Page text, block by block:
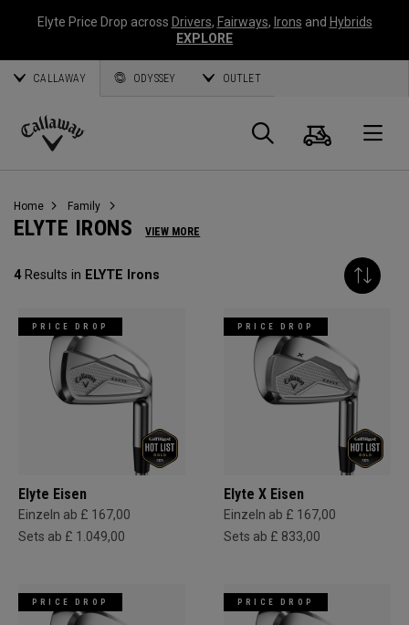
Elyte Price Drop across Drivers, Fairways, Irons and Hybrids
EXPLORE
CALLAWAY ODYSSEY OUTLET
Callaway
Suche
Home Family
ELYTE IRONS VIEW MORE
4Results in ELYTE Irons
PRICE DROP
Elyte Eisen
Einzeln ab £ 167,00
Sets ab £ 1.049,00
PRICE DROP
Elyte X Eisen
Einzeln ab £ 167,00
Sets ab £ 833,00
PRICE DROP PRICE DROP